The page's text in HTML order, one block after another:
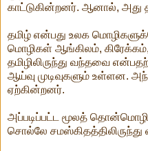
காட்டுகின்றனர். ஆனால், அது
தமிழ் என்பது உலக
மொழிகள் ஆங்கிலம்,
தமிழிலிருந்து வந்தவை
ஆய்வு முடிவுகளும் உள்ளன.
ஏற்கின்றனர்.
அப்படிப்பட்ட மூலத்
சொல்லே சமஸ்கிதத்திலிருந்து